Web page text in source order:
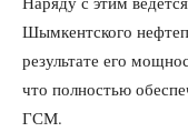
Шымкентского
результате его
что полностью
ГСМ.